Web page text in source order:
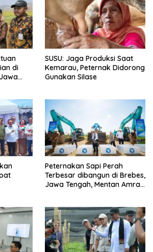
di
SUSU: Jaga Produksi Saat
Kemarau, Peternak Didorong
Gunakan Silase
Peternakan Sapi Perah
Terbesar dibangun di Brebes,
Jawa Tengah, Mentan Amran